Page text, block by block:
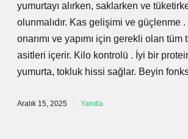
yumurtayı alırken, saklarken ve
olunmalıdır. Kas gelişimi ve güçlenme
onarımı ve yapımı için gerekli olan
asitleri içerir. Kilo kontrolü . İyi bir
yumurta, tokluk hissi sağlar. Beyin
Aralık 15, 2025 Yanıtla